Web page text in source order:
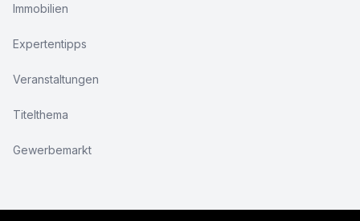
Immobilien
Expertentipps
Veranstaltungen
Titelthema
Gewerbemarkt